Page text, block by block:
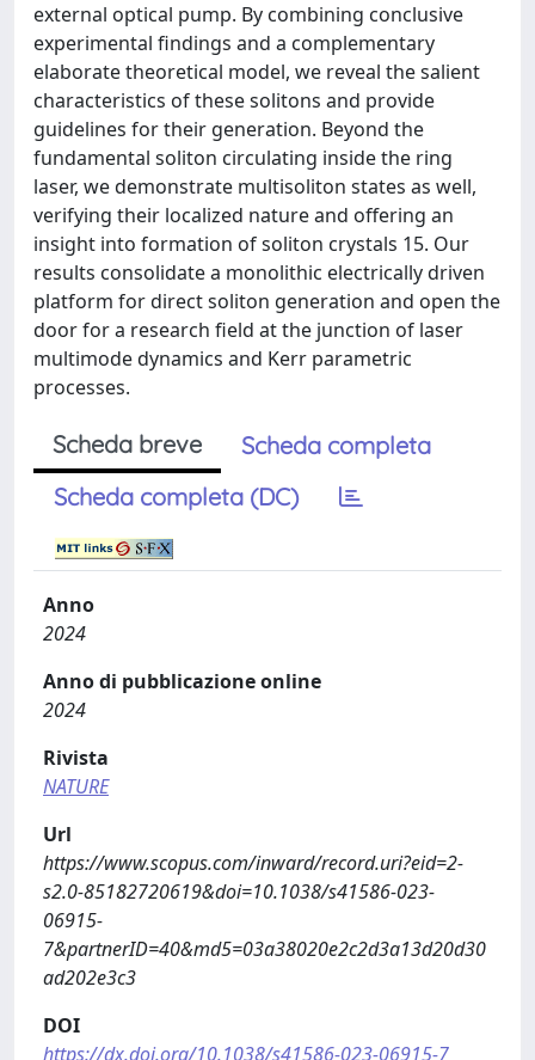
external optical pump. By combining conclusive
experimental findings and a complementary
elaborate theoretical model, we reveal the salient
characteristics of these solitons and provide
guidelines for their generation. Beyond the
fundamental soliton circulating inside the ring
laser, we demonstrate multisoliton states as well,
verifying their localized nature and offering an
insight into formation of soliton crystals 15. Our
results consolidate a monolithic electrically driven
platform for direct soliton generation and open the
door for a research field at the junction of laser
multimode dynamics and Kerr parametric
processes.
Scheda breve
Scheda completa
Scheda completa (DC)
Anno
2024
Anno di pubblicazione online
2024
Rivista
NATURE
Url
https://www.scopus.com/inward/record.uri?eid=2-
s2.0-85182720619&doi=10.1038/s41586-023-
06915-
7&partnerID=40&md5=03a38020e2c2d3a13d20d30
ad202e3c3
DOI
https://dx.doi.org/10.1038/s41586-023-06915-7